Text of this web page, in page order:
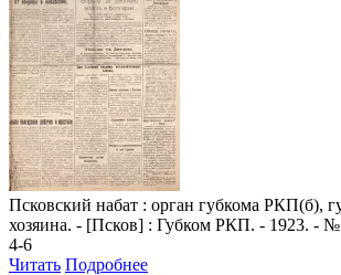
Псковский набат : орган губкома РКП(б),
хозяина. - [Псков] : Губком РКП. - 1923. -
4-6
Читать Подробнее